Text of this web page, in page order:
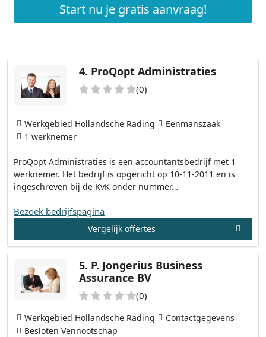
Start nu je gratis aanvraag!
4. ProQopt Administraties
(0)
ProQopt Administraties is een accountantsbedrijf met 1
werknemer. Het bedrijf is opgericht op 10-11-2011 en is
ingeschreven bij de KvK onder nummer…
Werkgebied Hollandsche Rading
Eenmanszaak
1 werknemer
Bezoek bedrijfspagina
Vergelijk offertes
5. P. Jongerius Business
Assurance BV
(0)
Werkgebied Hollandsche Rading
Contactgegevens
Besloten Vennootschap